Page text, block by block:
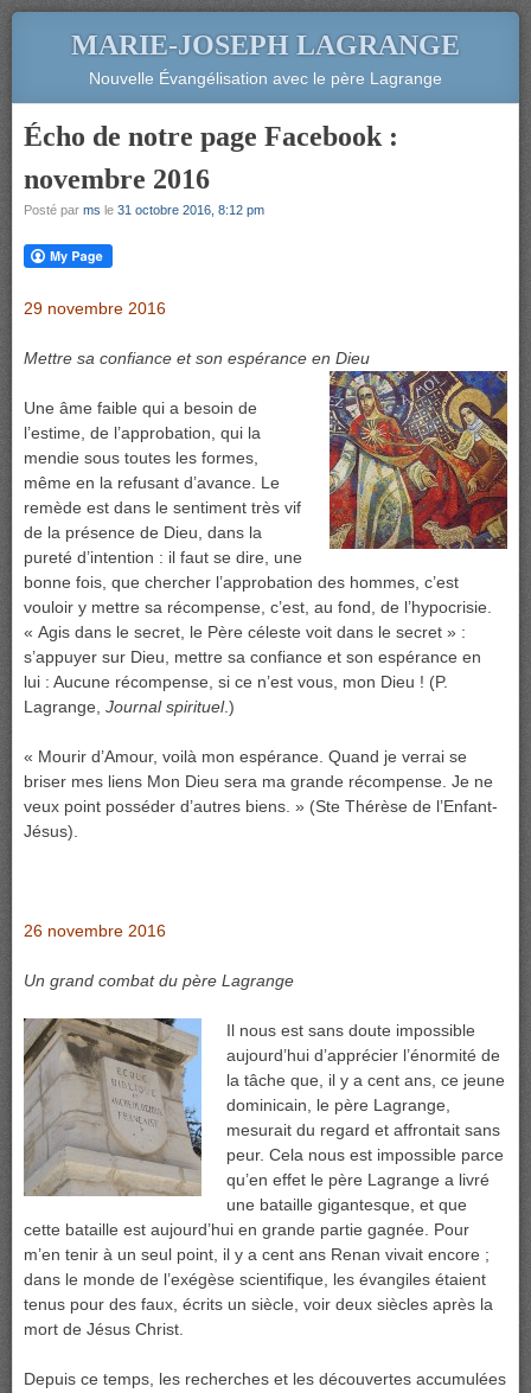
MARIE-JOSEPH LAGRANGE
Nouvelle Évangélisation avec le père Lagrange
Écho de notre page Facebook :
novembre 2016
Posté par ms le 31 octobre 2016, 8:12 pm
29 novembre 2016
Mettre sa confiance et son espérance en Dieu
Une âme faible qui a besoin de
l’estime, de l’approbation, qui la
mendie sous toutes les formes,
même en la refusant d’avance. Le
remède est dans le sentiment très vif
de la présence de Dieu, dans la
pureté d’intention : il faut se dire, une
bonne fois, que chercher l’approbation des hommes, c’est
vouloir y mettre sa récompense, c’est, au fond, de l’hypocrisie.
« Agis dans le secret, le Père céleste voit dans le secret » :
s’appuyer sur Dieu, mettre sa confiance et son espérance en
lui : Aucune récompense, si ce n’est vous, mon Dieu ! (P.
Lagrange, Journal spirituel.)
« Mourir d’Amour, voilà mon espérance. Quand je verrai se
briser mes liens Mon Dieu sera ma grande récompense. Je ne
veux point posséder d’autres biens. » (Ste Thérèse de l’Enfant-
Jésus).
26 novembre 2016
Un grand combat du père Lagrange
Il nous est sans doute impossible
aujourd’hui d’apprécier l’énormité de
la tâche que, il y a cent ans, ce jeune
dominicain, le père Lagrange,
mesurait du regard et affrontait sans
peur. Cela nous est impossible parce
qu’en effet le père Lagrange a livré
une bataille gigantesque, et que
cette bataille est aujourd’hui en grande partie gagnée. Pour
m’en tenir à un seul point, il y a cent ans Renan vivait encore ;
dans le monde de l’exégèse scientifique, les évangiles étaient
tenus pour des faux, écrits un siècle, voir deux siècles après la
mort de Jésus Christ.
Depuis ce temps, les recherches et les découvertes accumulées